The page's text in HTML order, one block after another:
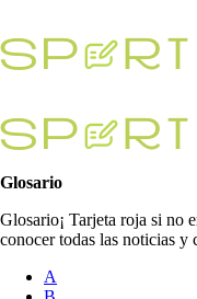
Glosario
Glosario¡ Tarjeta roja si no
conocer todas las noticias
A